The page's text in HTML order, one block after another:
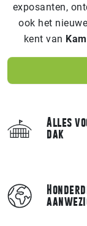
exposanten,
ook het
kent van
Alles
dak